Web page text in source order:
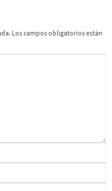
Los campos obligatorios están